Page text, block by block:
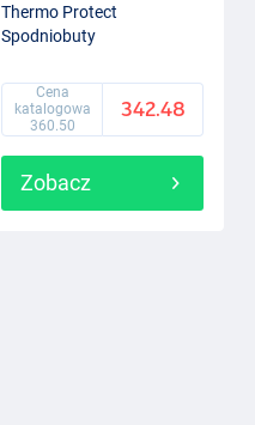
Thermo Protect
Spodniobuty
Cena
katalogowa
360.50
342.48
Zobacz